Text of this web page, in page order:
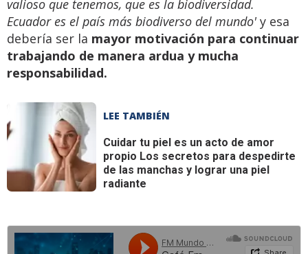
valioso que tenemos, que es la biodiversidad.
Ecuador es el país más biodiverso del mundo' y esa
debería ser la mayor motivación para continuar
trabajando de manera ardua y mucha
responsabilidad.
LEE TAMBIÉN
Cuidar tu piel es un acto de amor
propio Los secretos para despedirte
de las manchas y lograr una piel
radiante